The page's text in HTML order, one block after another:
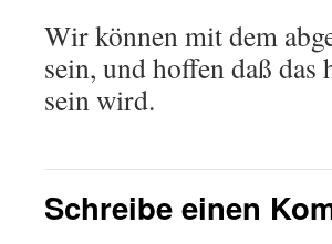
Wir können mit dem
sein, und hoffen daß das
sein wird.
Schreibe einen